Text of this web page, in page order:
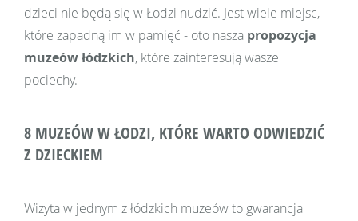
dzieci nie będą się w Łodzi nudzić. Jest wiele miejsc,
które zapadną im w pamięć - oto nasza propozycja
muzeów łódzkich, które zainteresują wasze
pociechy.
8 MUZEÓW W ŁODZI, KTÓRE WARTO ODWIEDZIĆ
Z DZIECKIEM
Wizyta w jednym z łódzkich muzeów to gwarancja